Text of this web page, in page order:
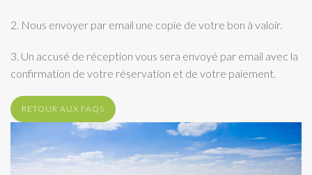
2. Nous envoyer par email une copie de votre bon à valoir.
3. Un accusé de réception vous sera envoyé par email avec la
confirmation de votre réservation et de votre paiement.
RETOUR AUX FAQS